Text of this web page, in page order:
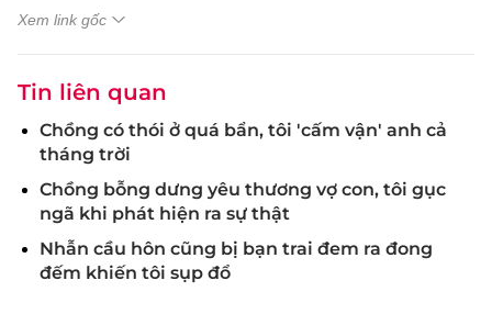
Xem link gốc
Tin liên quan
Chồng có thói ở quá bẩn, tôi 'cấm vận' anh cả
tháng trời
Chồng bỗng dưng yêu thương vợ con, tôi gục
ngã khi phát hiện ra sự thật
Nhẫn cầu hôn cũng bị bạn trai đem ra đong
đếm khiến tôi sụp đổ